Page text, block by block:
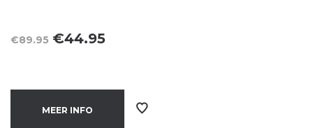
€89.95 Oorspronkelijke
was:
€89.95.
€44.95Huidige
is:
€44.95.
MEER INFO